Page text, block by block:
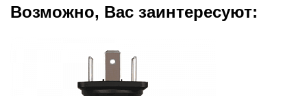
Возможно, Вас заинтересуют: